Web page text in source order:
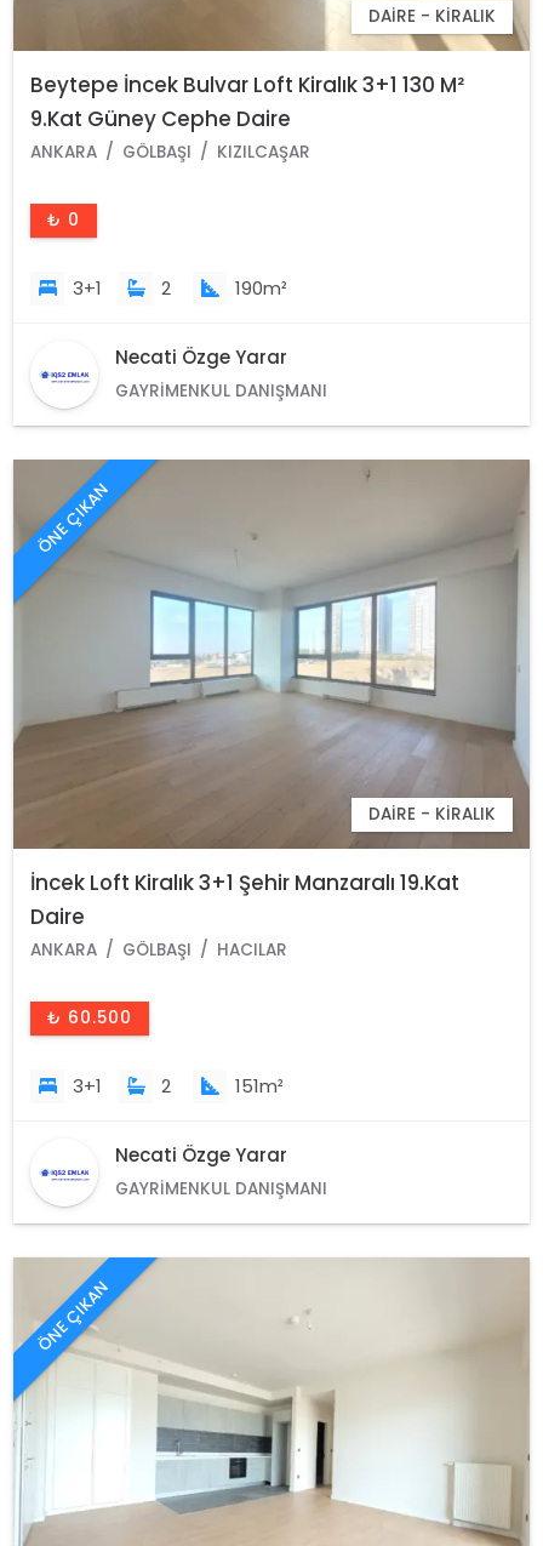
DAIRE - KIRALIK
Beytepe İncek Bulvar Loft Kiralık 3+1 130 M²
9.Kat Güney Cephe Daire
ANKARA GÖLBAŞI KIZILCAŞAR
₺ 0
3+1 2 190m²
Necati Özge Yarar
GAYRIMENKUL DANIŞMANI
ÖNE ÇIKAN
DAIRE - KIRALIK
İncek Loft Kiralık 3+1 Şehir Manzaralı 19.Kat
Daire
ANKARA GÖLBAŞI HACILAR
₺ 60.500
3+1 2 151m²
Necati Özge Yarar
GAYRIMENKUL DANIŞMANI
ÖNE ÇIKAN